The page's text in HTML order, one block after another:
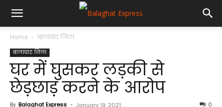
Home बालाघाट जिला
बालाघाट जिला
घर में घुसकर लड़की से
छेड़छाड़ करने के आरोप
By Balaghat Express - January 19, 2021 0